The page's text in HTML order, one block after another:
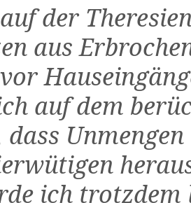
der
aus
auf dem
ich trotzdem